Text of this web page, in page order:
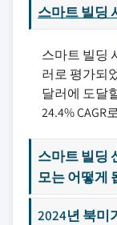
스마트 빌딩
스마트 빌딩
러로 평가되
달러에 도달
24.4%
스마트 빌딩
모는 어떻게
2024년 북미